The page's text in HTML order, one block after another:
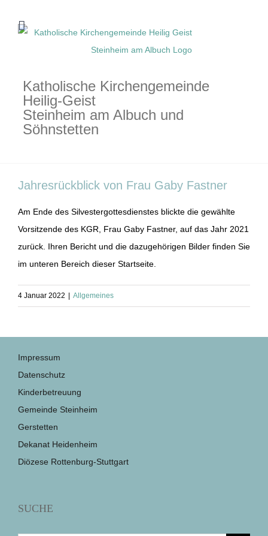
Inhalt
Katholische Kirchengemeinde
Heilig-Geist
Steinheim am Albuch und
Söhnstetten
Jahresrückblick von Frau Gaby Fastner
Am Ende des Silvestergottesdienstes blickte die gewählte
Vorsitzende des KGR, Frau Gaby Fastner, auf das Jahr 2021
zurück. Ihren Bericht und die dazugehörigen Bilder finden Sie
im unteren Bereich dieser Startseite.
4 Januar 2022 Allgemeines
Impressum
Datenschutz
Kinderbetreuung
Gemeinde Steinheim
Gerstetten
Dekanat Heidenheim
Diözese Rottenburg-Stuttgart
SUCHE